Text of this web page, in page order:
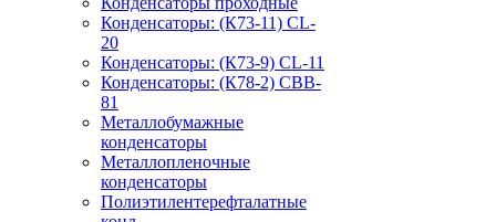
Конденсаторы: (К73-11) CL-
20
Конденсаторы: (К73-9) CL-11
Конденсаторы: (К78-2) CBB-
81
Металлобумажные
конденсаторы
Металлопленочные
конденсаторы
Полиэтилентерефталатные